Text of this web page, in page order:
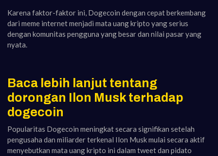
Karena faktor-faktor ini, Dogecoin dengan cepat berkembang
dari meme internet menjadi mata uang kripto yang serius
dengan komunitas pengguna yang besar dan nilai pasar yang
nyata.
Baca lebih lanjut tentang
dorongan Ilon Musk terhadap
dogecoin
Popularitas Dogecoin meningkat secara signifikan setelah
pengusaha dan miliarder terkenal Ilon Musk mulai secara aktif
menyebutkan mata uang kripto ini dalam tweet dan pidato